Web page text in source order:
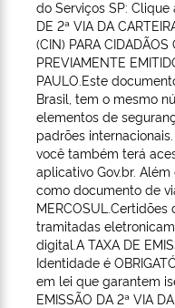
do Serviços SP: Clique
DE 2ª VIA DA
(CIN) PARA
PREVIAMENTE
PAULO.Este
Brasil, tem o mesmo
elementos de
padrões
você também terá
aplicativo Gov.br.
como documento de
tramitadas
digital.A TAXA DE
Identidade é
em lei que garantem
EMISSÃO DA 2ª VIA